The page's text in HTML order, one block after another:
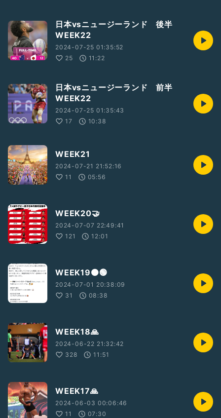
日本vsニュージーランド 後半
WEEK22
2024-07-25 01:35:52
25
11:22
日本vsニュージーランド 前半
WEEK22
2024-07-25 01:35:43
17
10:38
WEEK21
2024-07-21 21:52:16
11
05:56
WEEK20🤝
2024-07-07 22:49:41
121
12:01
WEEK19🟠🟢
2024-07-01 20:38:09
31
08:38
WEEK18🙏
2024-06-22 21:32:42
328
11:51
WEEK17🙏
2024-06-03 00:06:46
11
07:30